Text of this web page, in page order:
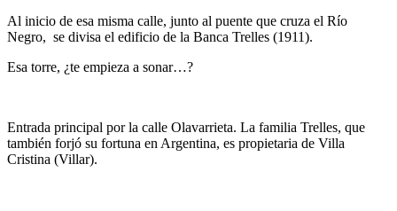
Al inicio de esa misma calle, junto al puente que cruza el Río
Negro, se divisa el edificio de la Banca Trelles (1911).
Esa torre, ¿te empieza a sonar…?
Entrada principal por la calle Olavarrieta. La familia Trelles, que
también forjó su fortuna en Argentina, es propietaria de Villa
Cristina (Villar).